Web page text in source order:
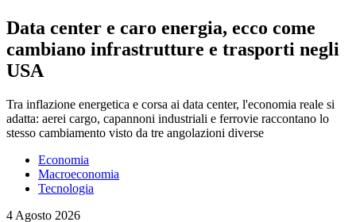
Data center e caro energia, ecco come
cambiano infrastrutture e trasporti negli
USA
Tra inflazione energetica e corsa ai data center, l'economia reale si
adatta: aerei cargo, capannoni industriali e ferrovie raccontano lo
stesso cambiamento visto da tre angolazioni diverse
Economia
Macroeconomia
Tecnologia
4 Agosto 2026